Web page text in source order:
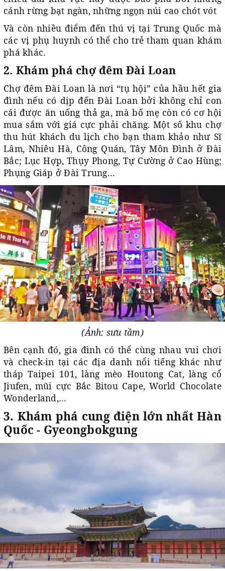
cánh rừng bạt ngàn, những ngọn núi cao chót vót
Và còn nhiều điểm đến thú vị tại Trung Quốc mà
các vị phụ huynh có thể cho trẻ tham quan khám
phá khác.
2. Khám phá chợ đêm Đài Loan
Chợ đêm Đài Loan là nơi “tụ hội” của hầu hết gia
đình nếu có dịp đến Đài Loan bởi không chỉ con
cái được ăn uống thả ga, mà bố mẹ còn có cơ hội
mua sắm với giá cực phải chăng. Một số khu chợ
thu hút khách du lịch cho bạn tham khảo như Sĩ
Lâm, Nhiêu Hà, Công Quán, Tây Môn Đình ở Đài
Bắc; Lục Hợp, Thụy Phong, Tự Cường ở Cao Hùng;
Phụng Giáp ở Đài Trung…
(Ảnh: sưu tầm)
Bên cạnh đó, gia đình có thể cùng nhau vui chơi
và check-in tại các địa danh nổi tiếng khác như
tháp Taipei 101, làng mèo Houtong Cat, làng cổ
Jiufen, mũi cực Bắc Bitou Cape, World Chocolate
Wonderland,…
3. Khám phá cung điện lớn nhất Hàn
Quốc - Gyeongbokgung